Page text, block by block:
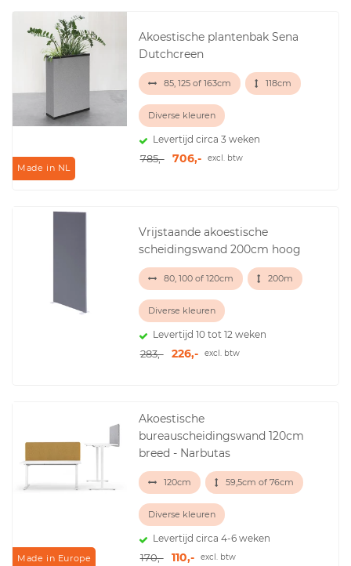
Made in NL
Akoestische plantenbak Sena
Dutchcreen
85, 125 of 163cm 118cm
Diverse kleuren
Levertijd circa 3 weken
785,- 706,- excl. btw
Vrijstaande akoestische
scheidingswand 200cm hoog
80, 100 of 120cm 200m
Diverse kleuren
Levertijd 10 tot 12 weken
283,- 226,- excl. btw
Made in Europe
Akoestische
bureauscheidingswand 120cm
breed - Narbutas
120cm 59,5cm of 76cm
Diverse kleuren
Levertijd circa 4-6 weken
170,- 110,- excl. btw